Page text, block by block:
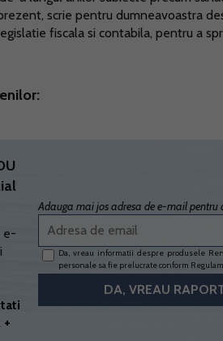
scrie pentru dumneavoastra
fiscala si contabila, pentru a
e-
Adauga mai jos adresa de e-mail
Da, vreau informatii despre produsele
personale sa fie prelucrate conform